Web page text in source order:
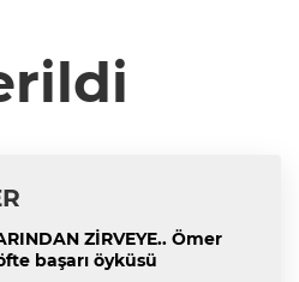
ZİRVEYE.. Ömer
başarı öyküsü